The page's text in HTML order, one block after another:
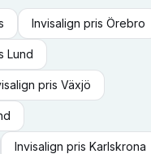
Invisalign pris Örebro
Lund
pris Växjö
Invisalign pris Karlskrona